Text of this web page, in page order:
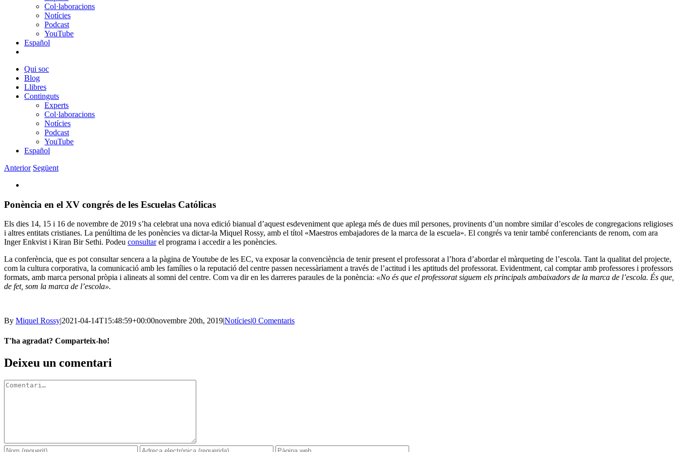
Col·laboracions
Notícies
Podcast
YouTube
Español
Qui soc
Blog
Llibres
Continguts
Experts
Col·laboracions
Notícies
Podcast
YouTube
Español
Anterior Següent
Image
Ponència en el XV congrés de les Escuelas Católicas
Els dies 14, 15 i 16 de novembre de 2019 s’ha celebrat una nova edició bianual d’aquest esdeveniment que aplega més de dues mil persones, provinents d’un nombre similar d’escoles de congregacions religioses
i altres entitats cristianes. La penúltima de les ponències va dictar-la Miquel Rossy, amb el títol «Maestros embajadores de la marca de la escuela». El congrés va tenir també conferenciants de renom, com ara
Inger Enkvist i Kiran Bir Sethi. Podeu consultarel programa i accedir a les ponències.
La conferència, que es pot consultar sencera a la pàgina de Youtube de les EC, va exposar la convenciència de tenir present el professorat a l’hora d’abordar el màrqueting de l’escola. Tant la qualitat del projecte,
com la cultura corporativa, la comunicació amb les famílies o la reputació del centre passen necessàriament a través de l’actitud i les aptituds del professorat. Evidentment, cal comptar amb professores i professors
formats, amb marca personal pròpia i alineats al somni del centre. Com va dir en les darreres paraules de la ponència: «No és que el professorat siguem els principals ambaixadors de la marca de l’escola. És que,
de fet, som la marca de l’escola».
By Miquel Rossy|2021-04-14T15:48:59+00:00novembre 20th, 2019|Notícies|0 Comentaris
T'ha agradat? Comparteix-ho!
Facebook
X
LinkedIn
WhatsApp
Telegram
Email:
Deixeu un comentari
Comment